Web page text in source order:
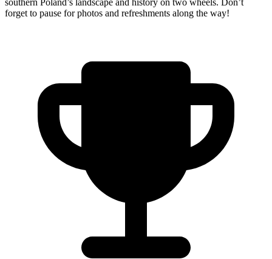
southern Poland’s landscape and history on two wheels. Don’t
forget to pause for photos and refreshments along the way!